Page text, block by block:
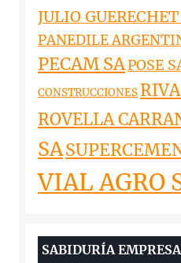
JULIO
PANEDILE
PECAM SAPOSE
CONSTRUCCIONES
ROVELLA
SA
VIAL AGRO
SABIDURÍA